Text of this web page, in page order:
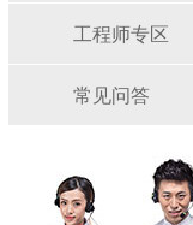
工程师专区
常见问答